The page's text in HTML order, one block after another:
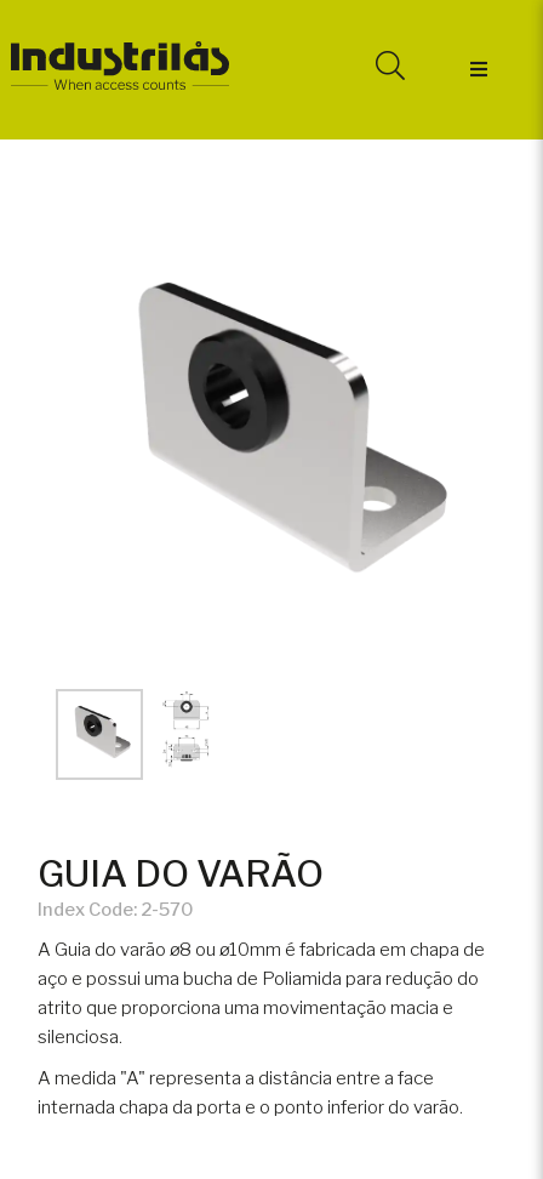
GUIA DO VARÃO
Index Code: 2-570
A Guia do varão ø8 ou ø10mm é fabricada em chapa de
aço e possui uma bucha de Poliamida para redução do
atrito que proporciona uma movimentação macia e
silenciosa.
A medida "A" representa a distância entre a face
internada chapa da porta e o ponto inferior do varão.